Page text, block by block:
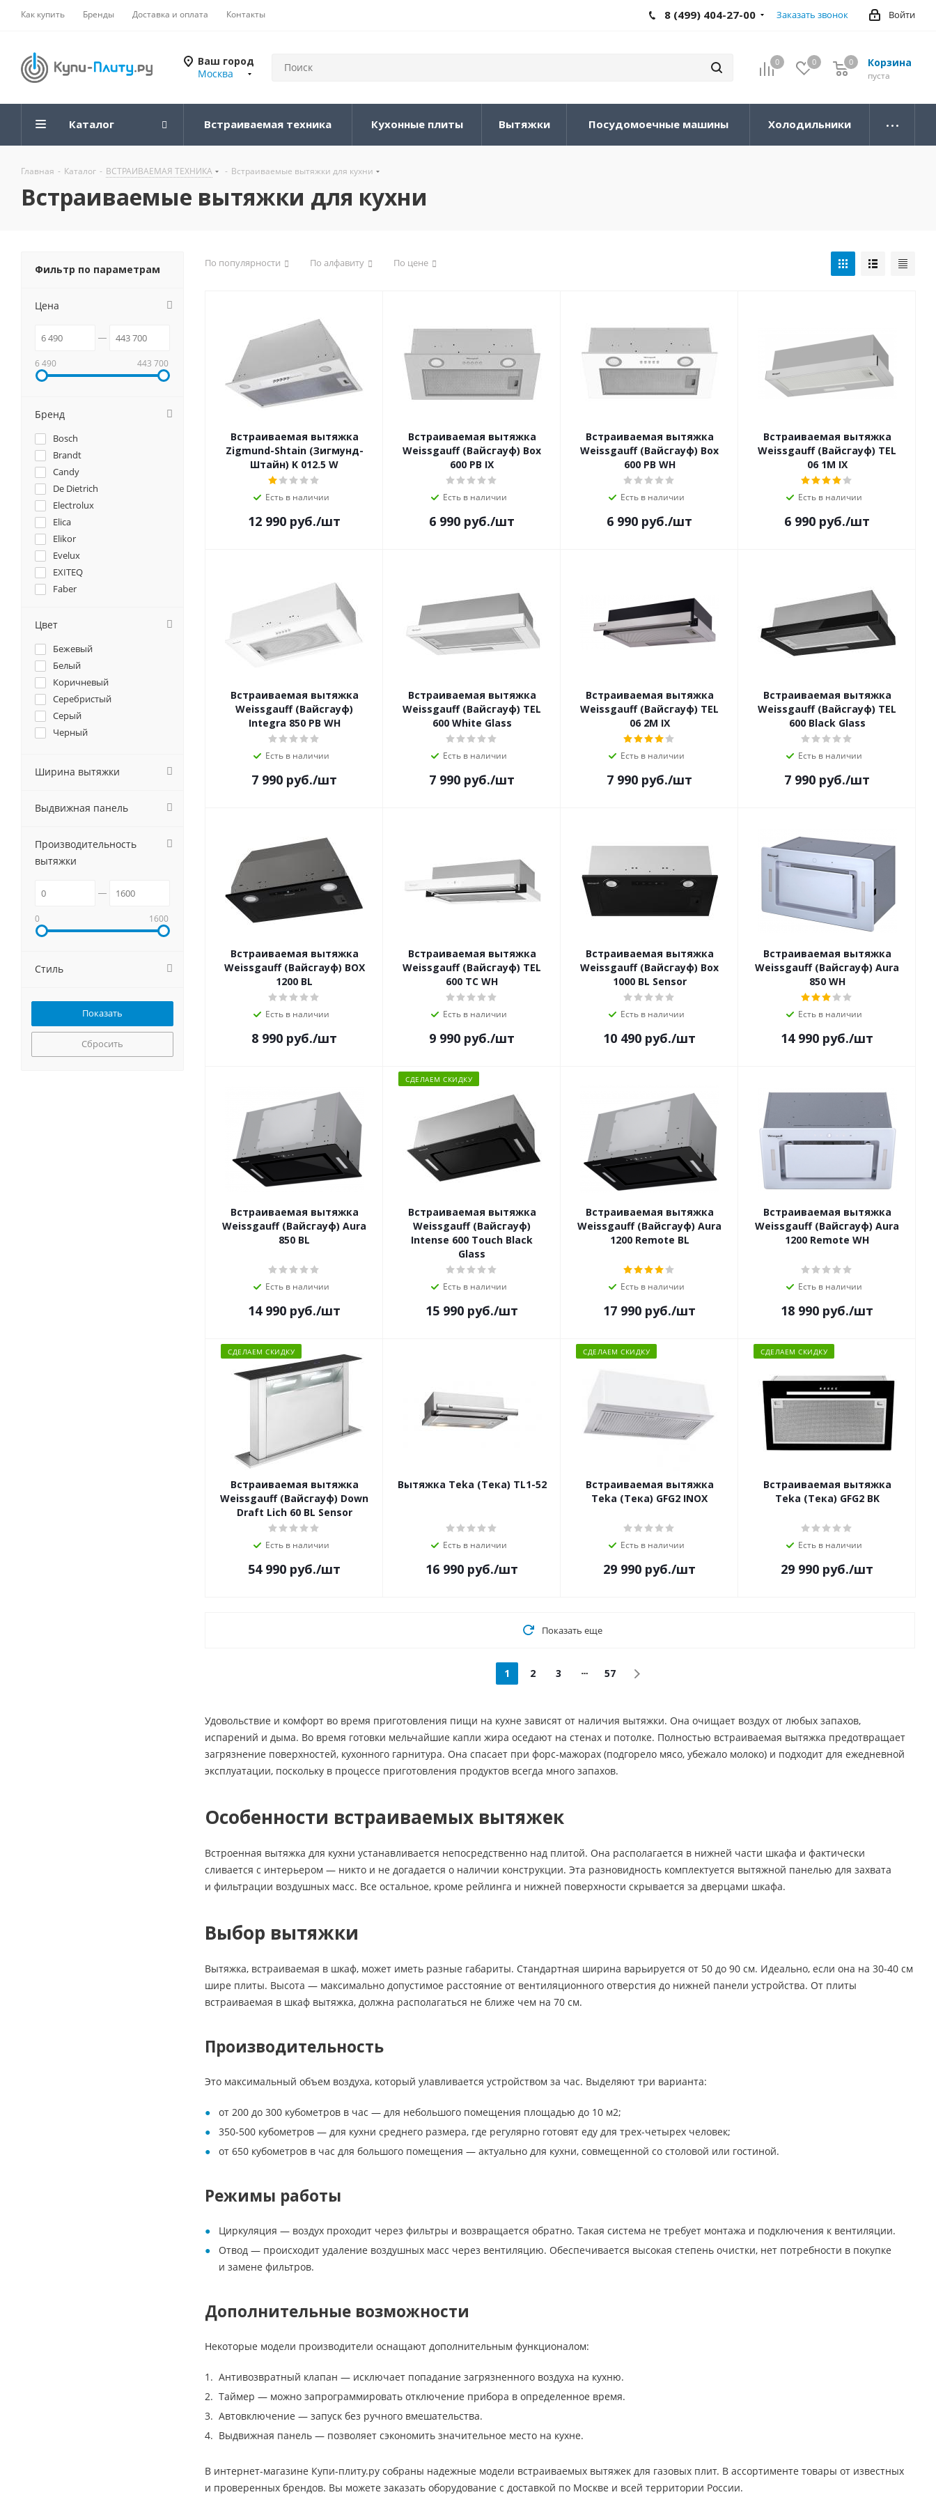
Как купить Бренды Доставка и оплата Контакты Войти
8 (499) 404-27-00 Заказать звонок
Ваш город
Москва
0 0 Корзина
0
пуста
0
Каталог Встраиваемая техника Кухонные плиты Вытяжки Посудомоечные машины Холодильники
Главная - Каталог - ВСТРАИВАЕМАЯ ТЕХНИКА - Встраиваемые вытяжки для кухни
Встраиваемые вытяжки для кухни
По популярности По алфавиту По цене
Встраиваемая вытяжка
Zigmund-Shtain (Зигмунд-
Штайн) K 012.5 W
Есть в наличии
12 990 руб./шт
Встраиваемая вытяжка
Weissgauff (Вайсгауф) Box
600 PB IX
Есть в наличии
6 990 руб./шт
Встраиваемая вытяжка
Weissgauff (Вайсгауф) Box
600 PB WH
Есть в наличии
6 990 руб./шт
Встраиваемая вытяжка
Weissgauff (Вайсгауф) TEL
06 1M IX
Есть в наличии
6 990 руб./шт
Встраиваемая вытяжка
Weissgauff (Вайсгауф)
Integra 850 PB WH
Есть в наличии
7 990 руб./шт
Встраиваемая вытяжка
Weissgauff (Вайсгауф) TEL
600 White Glass
Есть в наличии
7 990 руб./шт
Встраиваемая вытяжка
Weissgauff (Вайсгауф) TEL
06 2M IX
Есть в наличии
7 990 руб./шт
Встраиваемая вытяжка
Weissgauff (Вайсгауф) TEL
600 Black Glass
Есть в наличии
7 990 руб./шт
Встраиваемая вытяжка
Weissgauff (Вайсгауф) BOX
1200 BL
Есть в наличии
8 990 руб./шт
Встраиваемая вытяжка
Weissgauff (Вайсгауф) TEL
600 TC WH
Есть в наличии
9 990 руб./шт
Встраиваемая вытяжка
Weissgauff (Вайсгауф) Box
1000 BL Sensor
Есть в наличии
10 490 руб./шт
Встраиваемая вытяжка
Weissgauff (Вайсгауф) Aura
850 WH
Есть в наличии
14 990 руб./шт
Встраиваемая вытяжка
Weissgauff (Вайсгауф) Aura
850 BL
Есть в наличии
14 990 руб./шт
СДЕЛАЕМ СКИДКУ
Встраиваемая вытяжка
Weissgauff (Вайсгауф)
Intense 600 Touch Black
Glass
Есть в наличии
15 990 руб./шт
Встраиваемая вытяжка
Weissgauff (Вайсгауф) Aura
1200 Remote BL
Есть в наличии
17 990 руб./шт
Встраиваемая вытяжка
Weissgauff (Вайсгауф) Aura
1200 Remote WH
Есть в наличии
18 990 руб./шт
СДЕЛАЕМ СКИДКУ
Встраиваемая вытяжка
Weissgauff (Вайсгауф) Down
Draft Lich 60 BL Sensor
Есть в наличии
54 990 руб./шт
Вытяжка Teka (Тека) TL1-52
Есть в наличии
16 990 руб./шт
СДЕЛАЕМ СКИДКУ
Встраиваемая вытяжка
Teka (Тека) GFG2 INOX
Есть в наличии
29 990 руб./шт
СДЕЛАЕМ СКИДКУ
Встраиваемая вытяжка
Teka (Тека) GFG2 BK
Есть в наличии
29 990 руб./шт
Показать еще
1 2 3 57
Удовольствие и комфорт во время приготовления пищи на кухне зависят от наличия вытяжки. Она очищает воздух от любых запахов,
испарений и дыма. Во время готовки мельчайшие капли жира оседают на стенах и потолке. Полностью встраиваемая вытяжка предотвращает
загрязнение поверхностей, кухонного гарнитура. Она спасает при форс-мажорах (подгорело мясо, убежало молоко) и подходит для ежедневной
эксплуатации, поскольку в процессе приготовления продуктов всегда много запахов.
Особенности встраиваемых вытяжек
Встроенная вытяжка для кухни устанавливается непосредственно над плитой. Она располагается в нижней части шкафа и фактически
сливается с интерьером — никто и не догадается о наличии конструкции. Эта разновидность комплектуется вытяжной панелью для захвата
и фильтрации воздушных масс. Все остальное, кроме рейлинга и нижней поверхности скрывается за дверцами шкафа.
Выбор вытяжки
Вытяжка, встраиваемая в шкаф, может иметь разные габариты. Стандартная ширина варьируется от 50 до 90 см. Идеально, если она на 30-40 см
шире плиты. Высота — максимально допустимое расстояние от вентиляционного отверстия до нижней панели устройства. От плиты
встраиваемая в шкаф вытяжка, должна располагаться не ближе чем на 70 см.
Производительность
Это максимальный объем воздуха, который улавливается устройством за час. Выделяют три варианта:
от 200 до 300 кубометров в час — для небольшого помещения площадью до 10 м2;
350-500 кубометров — для кухни среднего размера, где регулярно готовят еду для трех-четырех человек;
от 650 кубометров в час для большого помещения — актуально для кухни, совмещенной со столовой или гостиной.
Режимы работы
Циркуляция — воздух проходит через фильтры и возвращается обратно. Такая система не требует монтажа и подключения к вентиляции.
Отвод — происходит удаление воздушных масс через вентиляцию. Обеспечивается высокая степень очистки, нет потребности в покупке
и замене фильтров.
Дополнительные возможности
Некоторые модели производители оснащают дополнительным функционалом:
Антивозвратный клапан — исключает попадание загрязненного воздуха на кухню.
Таймер — можно запрограммировать отключение прибора в определенное время.
Автовключение — запуск без ручного вмешательства.
Выдвижная панель — позволяет сэкономить значительное место на кухне.
В интернет-магазине Купи-плиту.ру собраны надежные модели встраиваемых вытяжек для газовых плит. В ассортименте товары от известных
и проверенных брендов. Вы можете заказать оборудование с доставкой по Москве и всей территории России.
Фильтр по параметрам
Цена
6 490 443 700
Бренд
Bosch
Brandt
Candy
De Dietrich
Electrolux
Elica
Elikor
Evelux
EXITEQ
Faber
Franke
Gorenje
GRAUDE
Haier
Hiberg
HOMSair
Hyundai
Jet Air
KANZLER
Krona
Kuppersberg
NORDFROST
Smeg
Weissgauff
Цвет
Бежевый
Белый
Коричневый
Серебристый
Серый
Черный
Ширина вытяжки
Выдвижная панель
Производительность
вытяжки
0 1600
Стиль
Сбросить